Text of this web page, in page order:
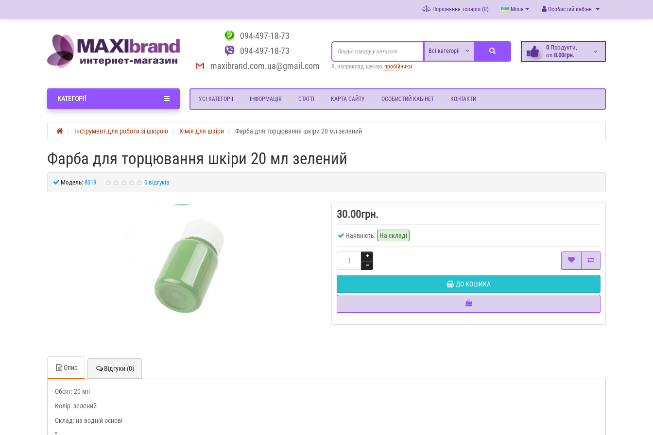
Особистий кабінет
Мова
Порівняння товарів (0)
094-497-18-73
094-497-18-73
maxibrand.com.ua@gmail.com
0 Продукти,
on 0.00грн.
Всі категоріі
Я, наприклад, шукаю, пробійники
УСІ КАТЕГОРІЇ ІНФОРМАЦІЯ СТАТТІ КАРТА САЙТУ ОСОБИСТИЙ КАБІНЕТ КОНТАКТИ
КАТЕГОРІЇ
Інструмент для роботи зі шкірою Хімія для шкіри Фарба для торцювання шкіри 20 мл зелений
Фарба для торцювання шкіри 20 мл зелений
Модель: 8319 0 відгуків
30.00грн.
Наявність: На складі
ДО КОШИКА
Опис Відгуки (0)
Обсяг: 20 мл
Колір: зелений
Склад: на водній основі